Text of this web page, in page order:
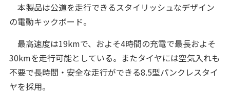
本製品は公道を走行できるスタイリッシュなデザイン
の電動キックボード。
最高速度は19kmで、およそ4時間の充電で最長およそ
30kmを走行可能としている。またタイヤには空気入れも
不要で長時間・安全な走行ができる8.5型パンクレスタイ
ヤを採用。